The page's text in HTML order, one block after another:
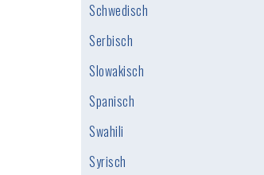
Schwedisch
Serbisch
Slowakisch
Spanisch
Swahili
Syrisch